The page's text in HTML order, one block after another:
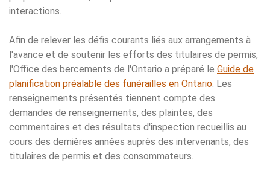
interactions.
Afin de relever les défis courants liés aux arrangements à
l'avance et de soutenir les efforts des titulaires de permis,
l'Office des bercements de l'Ontario a préparé le Guide de
planification préalable des funérailles en Ontario. Les
renseignements présentés tiennent compte des
demandes de renseignements, des plaintes, des
commentaires et des résultats d'inspection recueillis au
cours des dernières années auprès des intervenants, des
titulaires de permis et des consommateurs.